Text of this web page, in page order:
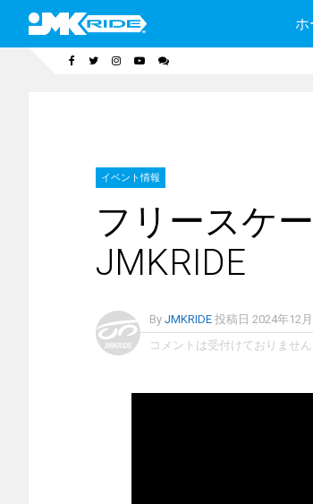
ホ
イベント情報
フリースケ
JMKRIDE
By JMKRIDE 投稿日 2024年12
コメントは受付けておりません